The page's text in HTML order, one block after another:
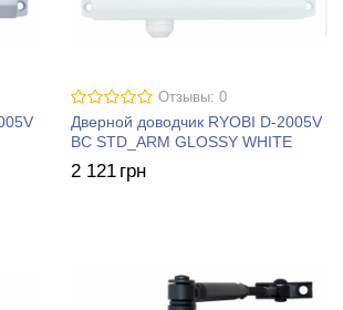
Отзывы: 0
Дверной доводчик RYOBI D-2005V
BC STD_ARM GLOSSY WHITE
2 121 грн